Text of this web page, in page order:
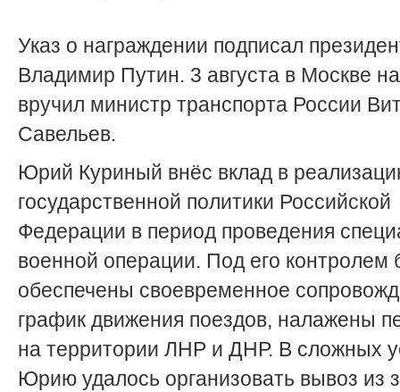
Указ о награждении подписал
Владимир Путин. 3 августа в Москве
вручил министр транспорта России
Савельев.
Юрий Куриный внёс вклад в
государственной политики Российской
Федерации в период проведения
военной операции. Под его контролем
обеспечены своевременное
график движения поездов, налажены
на территории ЛНР и ДНР. В сложных
Юрию удалось организовать вывоз из